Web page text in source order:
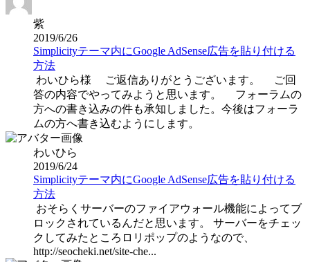
紫
2019/6/26
Simplicityテーマ内にGoogle AdSense広告を貼り付ける
方法
わいひら様 ご返信ありがとうございます。 ご回
答の内容でやってみようと思います。 フォーラムの
方への書き込みの件も承知しました。今後はフォーラ
ムの方へ書き込むようにします。
わいひら
2019/6/24
Simplicityテーマ内にGoogle AdSense広告を貼り付ける
方法
おそらくサーバーのファイアウォール機能によってブ
ロックされているんだと思います。 サーバーをチェッ
クしてみたところロリポップのようなので、
http://seocheki.net/site-che...